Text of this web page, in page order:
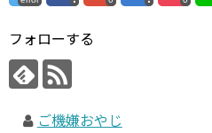
フォローする
ご機嫌おやじ